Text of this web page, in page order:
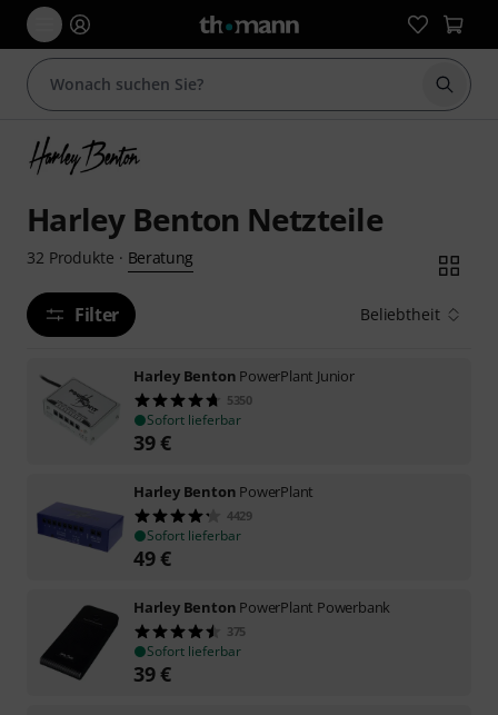
Suche
Harley Benton Netzteile
32 Produkte · Beratung
Filter Beliebtheit
Harley Benton PowerPlant Junior
5350
Sofort lieferbar
39€
Harley Benton PowerPlant
4429
Sofort lieferbar
49€
Harley Benton PowerPlant Powerbank
375
Sofort lieferbar
39€